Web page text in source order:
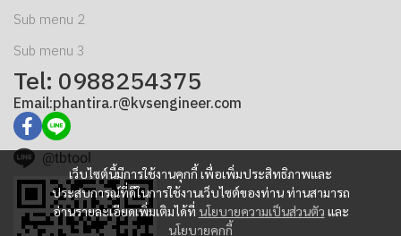
เว็บไซต์นี้มีการใช้งานคุกกี้ เพื่อเพิ่มประสิทธิภาพและ
ประสบการณ์ที่ดีในการใช้งานเว็บไซต์ของท่าน ท่านสามารถ
อ่านรายละเอียดเพิ่มเติมได้ที่ นโยบายความเป็นส่วนตัว และ
นโยบายคุกกี้
Sub menu 2
Sub menu 3
Tel: 0988254375
Email:phantira.r@kvsengineer.com
@tbtool